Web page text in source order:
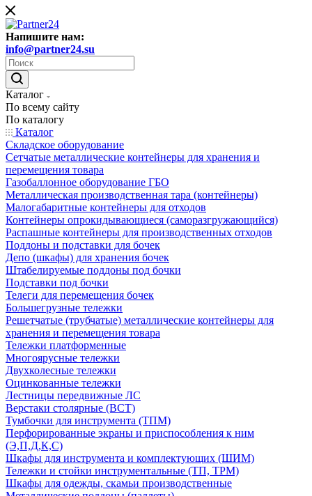
Напишите нам:
info@partner24.su
Каталог
По всему сайту
По каталогу
Каталог
Складское оборудование
Сетчатые металлические контейнеры для хранения и
перемещения товара
Газобаллонное оборудование ГБО
Металлическая производственная тара (контейнеры)
Малогабаритные контейнеры для отходов
Контейнеры опрокидывающиеся (саморазгружающийся)
Распашные контейнеры для производственных отходов
Поддоны и подставки для бочек
Депо (шкафы) для хранения бочек
Штабелируемые поддоны под бочки
Подставки под бочки
Телеги для перемещения бочек
Большегрузные тележки
Решетчатые (трубчатые) металлические контейнеры для
хранения и перемещения товара
Тележки платформенные
Многоярусные тележки
Двухколесные тележки
Оцинкованные тележки
Лестницы передвижные ЛС
Верстаки столярные (ВСТ)
Тумбочки для инструмента (ТПМ)
Перфорированные экраны и приспособления к ним
(Э,П,Д,К,С)
Шкафы для инструмента и комплектующих (ШИМ)
Тележки и стойки инструментальные (ТП, ТРМ)
Шкафы для одежды, скамьи производственные